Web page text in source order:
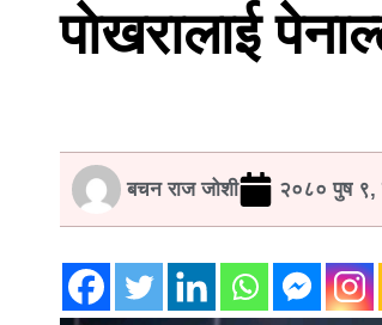
सल्यान
दैलेख
डोल्पा
जुम्ला
कालिकोट
पाेखरालाई
बचन राज जोशी २०८० पुष ९,